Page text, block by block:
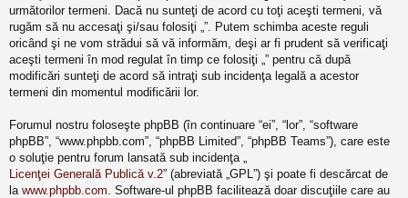
următorilor termeni. Dacă nu sunteţi de acord cu toţi aceşti termeni, vă
rugăm să nu accesaţi şi/sau folosiţi „”. Putem schimba aceste reguli
oricând şi ne vom strădui să vă informăm, deşi ar fi prudent să verificaţi
aceşti termeni în mod regulat în timp ce folosiţi „” pentru că după
modificări sunteţi de acord să intraţi sub incidenţa legală a acestor
termeni din momentul modificării lor.
Forumul nostru foloseşte phpBB (în continuare “ei”, “lor”, “software
phpBB”, “www.phpbb.com”, “phpBB Limited”, “phpBB Teams”), care este
o soluţie pentru forum lansată sub incidenţa „
Licenţei Generală Publică v.2” (abreviată „GPL”) şi poate fi descărcat de
la www.phpbb.com . Software-ul phpBB facilitează doar discuţiile care au